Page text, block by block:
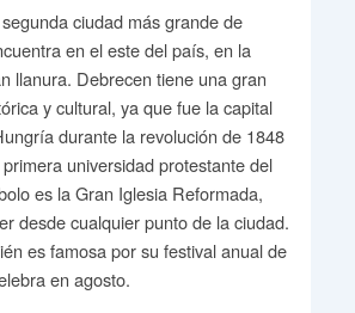
ciudad más grande de
en el este del país, en la
llanura. Debrecen tiene una gran
y cultural, ya que fue la capital
durante la revolución de 1848
universidad protestante del
es la Gran Iglesia Reformada,
desde cualquier punto de la ciudad.
es famosa por su festival anual de
en agosto.